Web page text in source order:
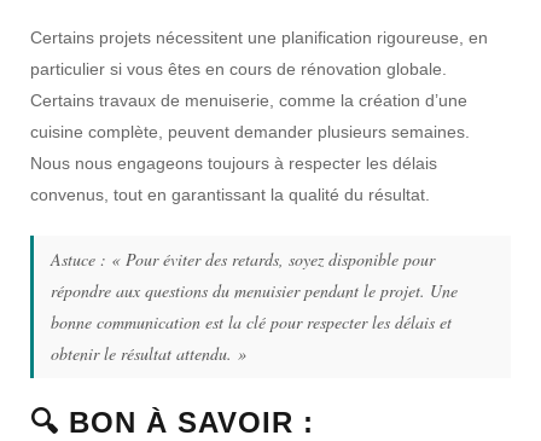
Certains projets nécessitent une planification rigoureuse, en
particulier si vous êtes en cours de rénovation globale.
Certains travaux de menuiserie, comme la création d’une
cuisine complète, peuvent demander plusieurs semaines.
Nous nous engageons toujours à respecter les délais
convenus, tout en garantissant la qualité du résultat.
Astuce : « Pour éviter des retards, soyez disponible pour
répondre aux questions du menuisier pendant le projet. Une
bonne communication est la clé pour respecter les délais et
obtenir le résultat attendu. »
🔍 BON À SAVOIR :